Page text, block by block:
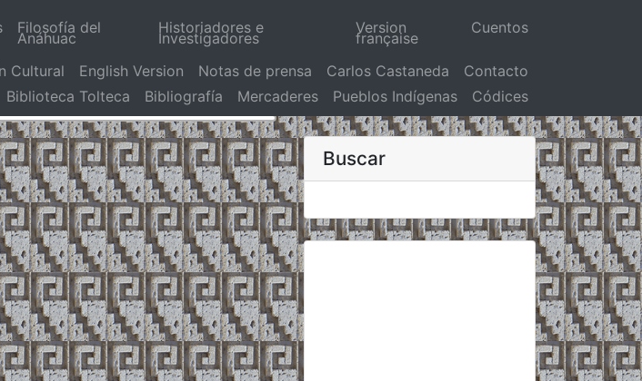
Filosofía del
Anáhuac
Historiadores e
Investigadores
Version
française
Cuentos
Cultural English Version Notas de prensa Carlos Castaneda
Contacto
Biblioteca Tolteca Bibliografía Mercaderes Pueblos Indígenas Códices
Buscar